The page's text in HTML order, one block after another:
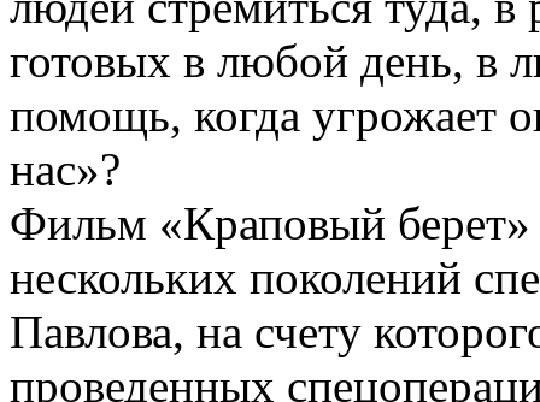
готовых в любой день, в
помощь, когда угрожает
нас»?
Фильм «Краповый берет»
нескольких поколений
Павлова, на счету
проведенных